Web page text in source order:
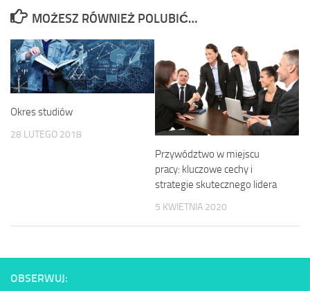
MOŻESZ RÓWNIEŻ POLUBIĆ…
Okres studiów
28 LUTEGO 2018
Przywództwo w miejscu
pracy: kluczowe cechy i
strategie skutecznego lidera
5 KWIETNIA 2020
OBSERWUJ: